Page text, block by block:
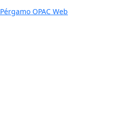
Pérgamo OPAC Web